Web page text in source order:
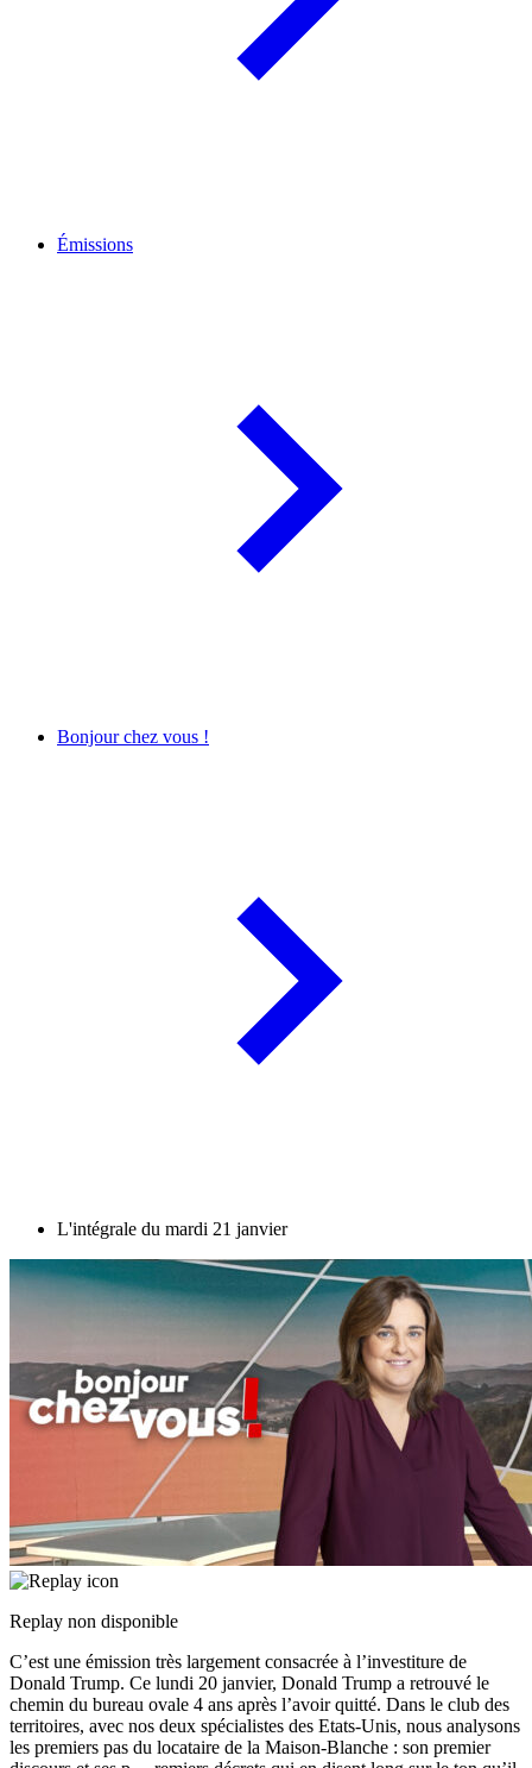
Émissions
Bonjour chez vous !
L'intégrale du mardi 21 janvier
Replay non disponible
C’est une émission très largement consacrée à l’investiture de
Donald Trump. Ce lundi 20 janvier, Donald Trump a retrouvé le
chemin du bureau ovale 4 ans après l’avoir quitté. Dans le club des
territoires, avec nos deux spécialistes des Etats-Unis, nous analysons
les premiers pas du locataire de la Maison-Blanche : son premier